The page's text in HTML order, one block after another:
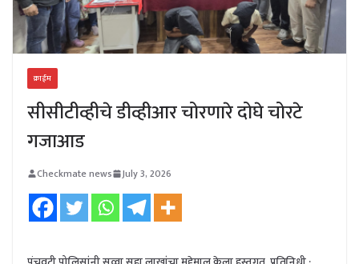
क्राईम
सीसीटीव्हीचे डीव्हीआर चोरणारे दोघे चोरटे
गजाआड
Checkmate news July 3, 2026